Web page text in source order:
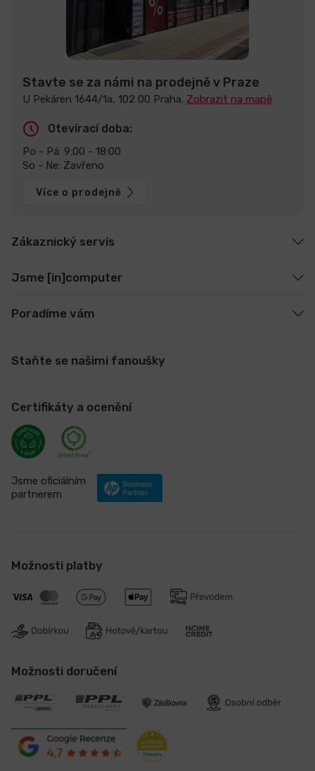
Stavte se za námi na prodejně v Praze
U Pekáren 1644/1a, 102 00 Praha. Zobrazit na mapě
Otevírací doba:
Po - Pá: 9:00 - 18:00
So - Ne: Zavřeno
Více o prodejně
Zákaznický servis
Jsme [in]computer
Poradíme vám
Staňte se našimi fanoušky
Certifikáty a ocenění
Jsme oficiálním
partnerem
Možnosti platby
Možnosti doručení